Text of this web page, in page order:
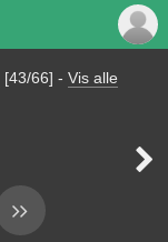
[43/66] - Vis alle
